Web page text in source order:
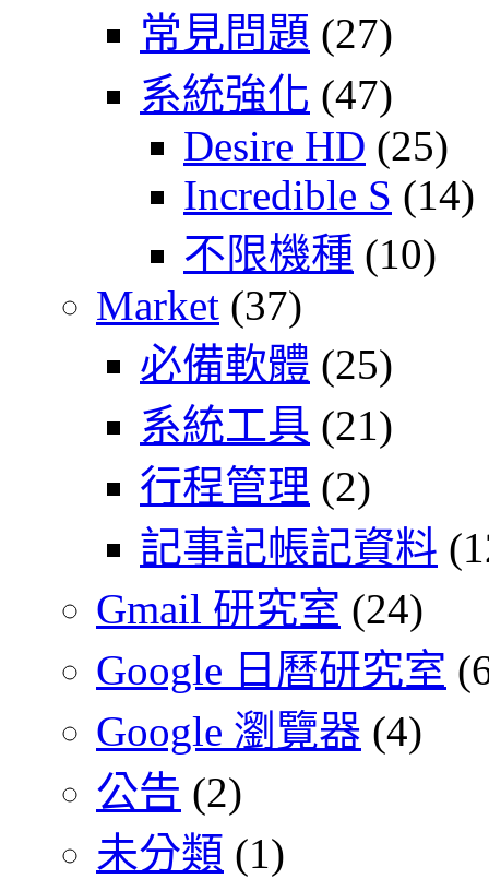
常見問題 (27)
系統強化 (47)
Desire HD (25)
Incredible S (14)
不限機種 (10)
Market (37)
必備軟體 (25)
系統工具 (21)
行程管理 (2)
記事記帳記資料
Gmail 研究室 (24)
Google 日曆研究室
Google 瀏覽器 (4)
公告 (2)
未分類 (1)